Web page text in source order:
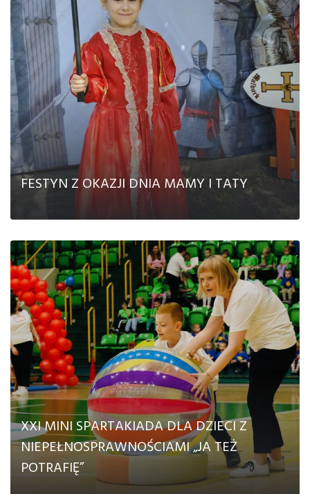
CZYTAJ DALEJ
FESTYN Z OKAZJI DNIA MAMY I TATY
CZYTAJ DALEJ
XXI MINI SPARTAKIADA DLA DZIECI Z
NIEPEŁNOSPRAWNOŚCIAMI „JA TEŻ
POTRAFIĘ”